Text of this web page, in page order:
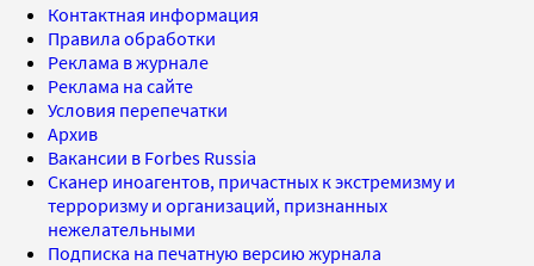
Контактная информация
Правила обработки
Реклама в журнале
Реклама на сайте
Условия перепечатки
Архив
Вакансии в Forbes Russia
Сканер иноагентов, причастных к экстремизму и
терроризму и организаций, признанных
нежелательными
Подписка на печатную версию журнала